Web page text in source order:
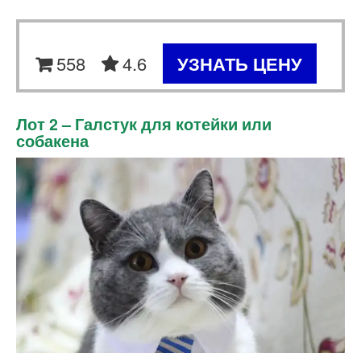
558 4.6 УЗНАТЬ ЦЕНУ
Лот 2 – Галстук для котейки или
собакена